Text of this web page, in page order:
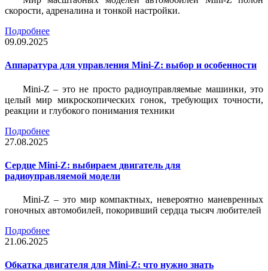
скорости, адреналина и тонкой настройки.
Подробнее
09.09.2025
Аппаратура для управления Mini-Z: выбор и особенности
Mini-Z – это не просто радиоуправляемые машинки, это
целый мир микроскопических гонок, требующих точности,
реакции и глубокого понимания техники
Подробнее
27.08.2025
Сердце Mini-Z: выбираем двигатель для
радиоуправляемой модели
Mini-Z – это мир компактных, невероятно маневренных
гоночных автомобилей, покоривший сердца тысяч любителей
Подробнее
21.06.2025
Обкатка двигателя для Mini-Z: что нужно знать